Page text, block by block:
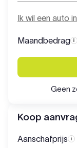
Ik wil een auto
Maandbedrag
Geen
Koop
Aanschafprijs